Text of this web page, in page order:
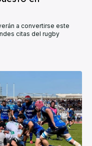
a convertirse este
citas del rugby